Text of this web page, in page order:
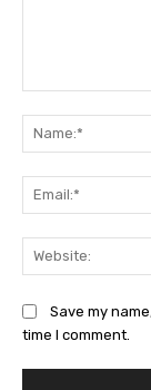
Save my
time I comment.